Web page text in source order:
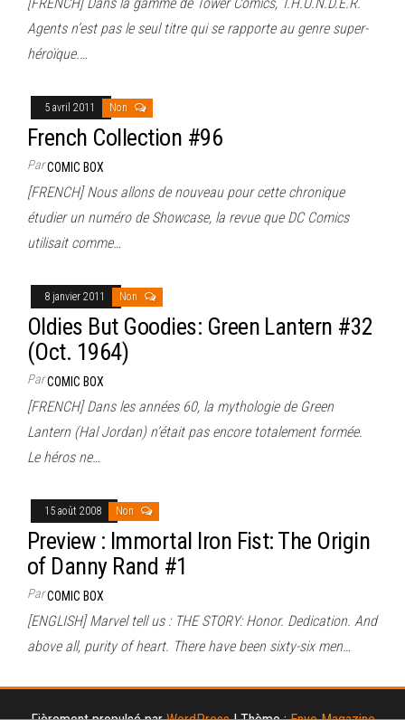
Agents n’est pas le seul titre qui se rapporte au genre super-
héroïque.…
5 avril 2011 Non
French Collection #96
ParCOMIC BOX
[FRENCH] Nous allons de nouveau pour cette chronique
étudier un numéro de Showcase, la revue que DC Comics
utilisait comme…
8 janvier 2011 Non
Oldies But Goodies: Green Lantern #32
(Oct. 1964)
ParCOMIC BOX
[FRENCH] Dans les années 60, la mythologie de Green
Lantern (Hal Jordan) n’était pas encore totalement formée.
Le héros ne…
15 août 2008 Non
Preview : Immortal Iron Fist: The Origin
of Danny Rand #1
ParCOMIC BOX
[ENGLISH] Marvel tell us : THE STORY: Honor. Dedication. And
above all, purity of heart. There have been sixty-six men…